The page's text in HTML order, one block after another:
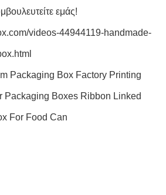
εμάς!
videos-44944119-handmade-
Packaging Box Factory Printing
Packaging Boxes Ribbon Linked
For Food Can